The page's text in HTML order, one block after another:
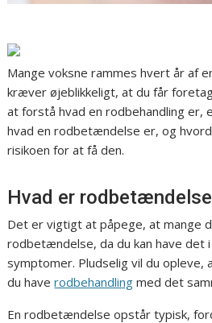
Mange voksne rammes hvert år af
kræver øjeblikkeligt, at du får
at forstå hvad en rodbehandling
hvad en rodbetændelse er, og
risikoen for at få den.
Hvad er
Det er vigtigt at påpege, at mange
rodbetændelse, da du kan have det
symptomer. Pludselig vil du opleve,
du haverodbehandling med det
En rodbetændelse opstår typisk,